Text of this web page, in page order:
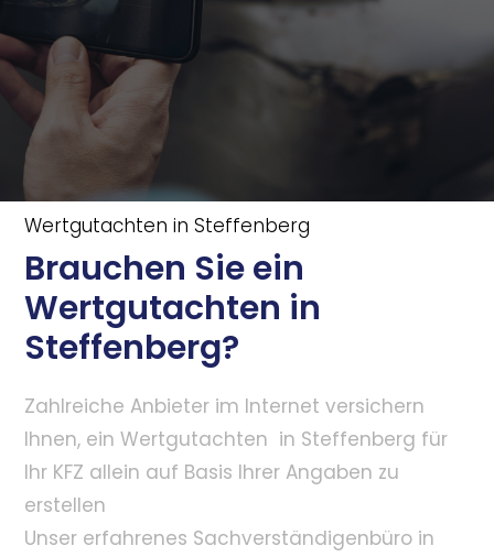
Wertgutachten in Steffenberg
Brauchen Sie ein
Wertgutachten in
Steffenberg?
Zahlreiche Anbieter im Internet versichern
Ihnen, ein Wertgutachten in Steffenberg für
Ihr KFZ allein auf Basis Ihrer Angaben zu
erstellen
Unser erfahrenes Sachverständigenbüro in